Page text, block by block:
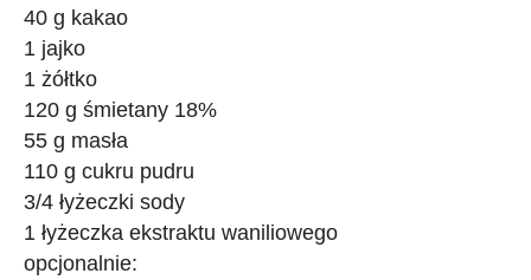
40 g kakao
1 jajko
1 żółtko
120 g śmietany 18%
55 g masła
110 g cukru pudru
3/4 łyżeczki sody
1 łyżeczka ekstraktu waniliowego
opcjonalnie: